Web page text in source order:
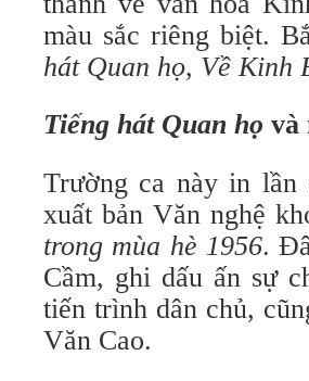
màu sắc riêng biệt.
hát Quan họ, Về Kinh
Tiếng hát Quan họ và
Trường ca này in
xuất bản Văn nghệ
trong mùa hè 1956.
Cầm, ghi dấu ấn sự
tiến trình dân chủ,
Văn Cao.